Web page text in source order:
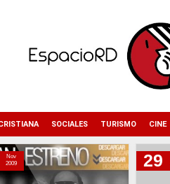
SOCIALES TURISMO CINE
Nov
2009
29